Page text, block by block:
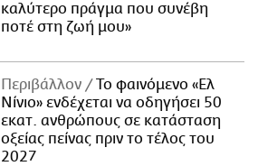
καλύτερο πράγμα που συνέβη
ποτέ στη ζωή μου»
Περιβάλλον
Το φαινόμενο «Ελ
Νίνιο» ενδέχεται να οδηγήσει 50
εκατ. ανθρώπους σε κατάσταση
οξείας πείνας πριν το τέλος του
2027